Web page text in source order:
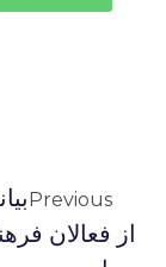
Previous
از فعالان